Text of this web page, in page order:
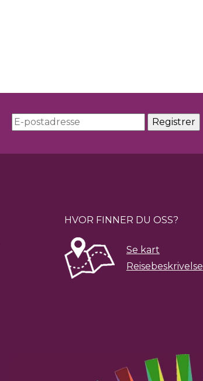
HVOR FINNER DU OSS?
Se kart
Reisebeskrivelse